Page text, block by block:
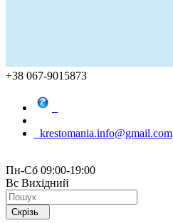
+38 067-9015873
krestomania.info@gmail.com
Пн-Сб 09:00-19:00
Вс Вихідний
Скрізь